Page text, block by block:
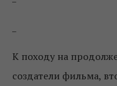
К походу на
создатели фильма,